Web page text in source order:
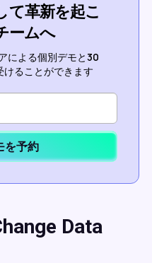
て革新を起こ
ームへ
による個別デモと30
ることができます
を予約
Data